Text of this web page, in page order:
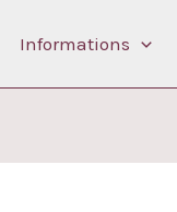
Informations